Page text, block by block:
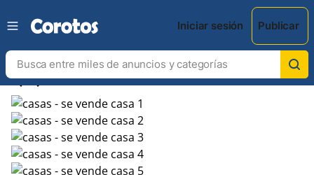
Iniciar sesión Publicar
chevron_leftchevron_right